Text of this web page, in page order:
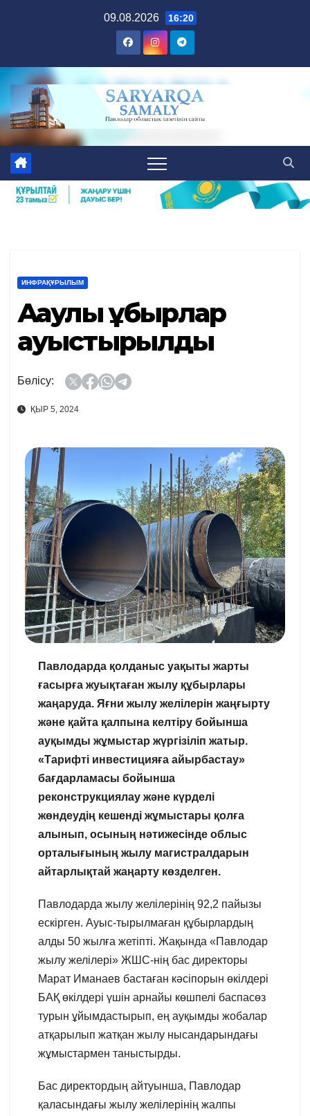
09.08.2026 16:20
ИНФРАҚҰРЫЛЫМ
Ақаулы құбырлар
ауыстырылды
Бөлісу:
ҚЫР 5, 2024
Павлодарда қолданыс уақыты жарты
ғасырға жуықтаған жылу құбырлары
жаңаруда. Яғни жылу желілерін жаңғырту
және қайта қалпына келтіру бойынша
ауқымды жұмыстар жүргізіліп жатыр.
«Тарифті инвестицияға айырбастау»
бағдарламасы бойынша
реконструкциялау және күрделі
жөндеудің кешенді жұмыстары қолға
алынып, осының нәтижесінде облыс
орталығының жылу магистралдарын
айтарлықтай жаңарту көзделген.
Павлодарда жылу желілерінің 92,2 пайызы
ескірген. Ауыс-тырылмаған құбырлардың
алды 50 жылға жетіпті. Жақында «Павлодар
жылу желілері» ЖШС-нің бас директоры
Марат Иманаев бастаған кәсіпорын өкілдері
БАҚ өкілдері үшін арнайы көшпелі баспасөз
турын ұйымдастырып, ең ауқымды жобалар
атқарылып жатқан жылу нысандарындағы
жұмыстармен таныстырды.
Бас директордың айтуынша, Павлодар
қаласындағы жылу желілерінің жалпы